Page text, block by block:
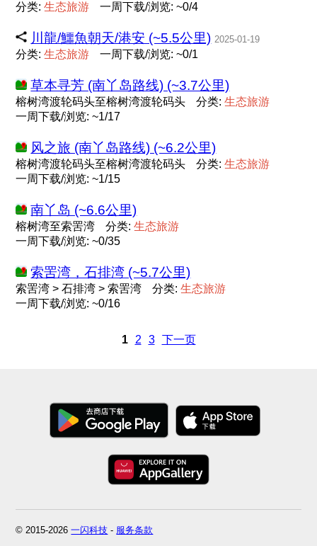
分类:生态旅游 一周下载/浏览: ~0/4
川龍/鱷魚朝天/港安 (~5.5公里) 2025-01-19
分类:生态旅游 一周下载/浏览: ~0/1
草本寻芳 (南丫岛路线) (~3.7公里)
榕树湾渡轮码头至榕树湾渡轮码头 分类:生态旅游
一周下载/浏览: ~1/17
风之旅 (南丫岛路线) (~6.2公里)
榕树湾渡轮码头至榕树湾渡轮码头 分类:生态旅游
一周下载/浏览: ~1/15
南丫岛 (~6.6公里)
榕树湾至索罟湾 分类:生态旅游
一周下载/浏览: ~0/35
索罟湾，石排湾 (~5.7公里)
索罟湾 > 石排湾 > 索罟湾 分类:生态旅游
一周下载/浏览: ~0/16
1 2 3 下一页
© 2015-2026一闪科技 - 服务条款